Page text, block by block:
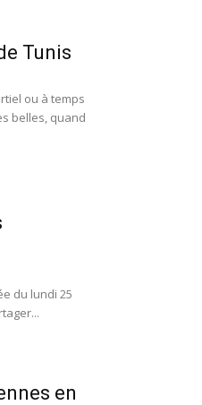
Tunis
ou à temps
belles, quand
du lundi 25
en